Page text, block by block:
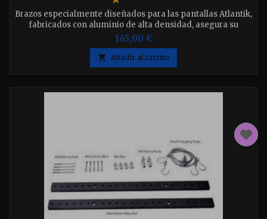
Brazos especialmente diseñados para las pantallas Atlantik,
fabricados con aluminio de alta densidad, asegura su
resistencia y su no oxidación.
145,00 €
 Añadir al carrito